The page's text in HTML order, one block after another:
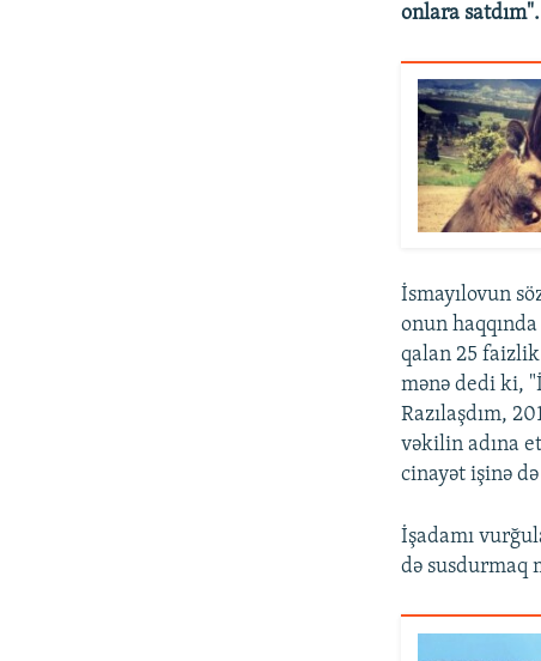
onlara satdım".
İsmayılovun
onun
qalan 25
mənə dedi ki,
Razılaşdım,
vəkilin adına
cinayət işinə
İşadamı
də susdurmaq